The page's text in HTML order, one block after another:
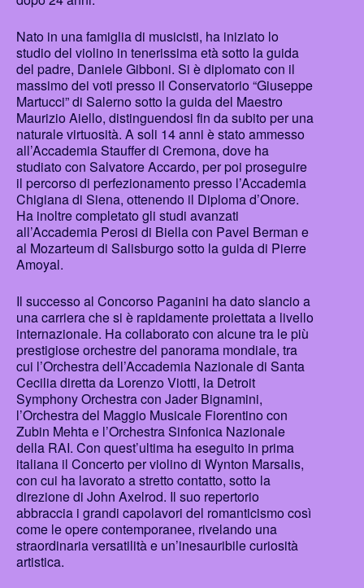
Nato in una famiglia di musicisti, ha iniziato lo
studio del violino in tenerissima età sotto la guida
del padre, Daniele Gibboni. Si è diplomato con il
massimo dei voti presso il Conservatorio “Giuseppe
Martucci” di Salerno sotto la guida del Maestro
Maurizio Aiello, distinguendosi fin da subito per una
naturale virtuosità. A soli 14 anni è stato ammesso
all’Accademia Stauffer di Cremona, dove ha
studiato con Salvatore Accardo, per poi proseguire
il percorso di perfezionamento presso l’Accademia
Chigiana di Siena, ottenendo il Diploma d’Onore.
Ha inoltre completato gli studi avanzati
all’Accademia Perosi di Biella con Pavel Berman e
al Mozarteum di Salisburgo sotto la guida di Pierre
Amoyal.
Il successo al Concorso Paganini ha dato slancio a
una carriera che si è rapidamente proiettata a livello
internazionale. Ha collaborato con alcune tra le più
prestigiose orchestre del panorama mondiale, tra
cui l’Orchestra dell’Accademia Nazionale di Santa
Cecilia diretta da Lorenzo Viotti, la Detroit
Symphony Orchestra con Jader Bignamini,
l’Orchestra del Maggio Musicale Fiorentino con
Zubin Mehta e l’Orchestra Sinfonica Nazionale
della RAI. Con quest’ultima ha eseguito in prima
italiana il Concerto per violino di Wynton Marsalis,
con cui ha lavorato a stretto contatto, sotto la
direzione di John Axelrod. Il suo repertorio
abbraccia i grandi capolavori del romanticismo così
come le opere contemporanee, rivelando una
straordinaria versatilità e un’inesauribile curiosità
artistica.